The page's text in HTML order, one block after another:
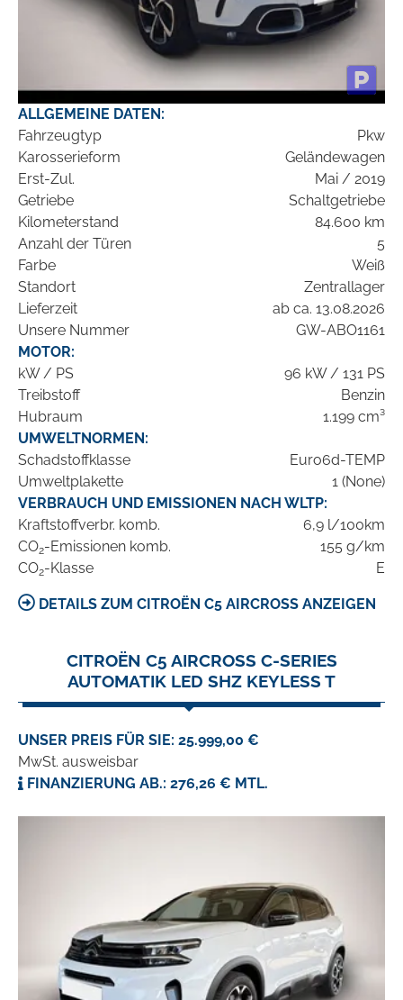
ALLGEMEINE DATEN:
Fahrzeugtyp
Pkw
Karosserieform
Geländewagen
Erst-Zul.
Mai / 2019
Getriebe
Schaltgetriebe
Kilometerstand
84.600 km
Anzahl der Türen
5
Farbe
Weiß
Standort
Zentrallager
Lieferzeit
ab ca. 13.08.2026
Unsere Nummer
GW-ABO1161
MOTOR:
kW / PS
96 kW / 131 PS
Treibstoff
Benzin
Hubraum
1.199 cm³
UMWELTNORMEN:
Schadstoffklasse
Euro6d-TEMP
Umweltplakette
1 (None)
VERBRAUCH UND EMISSIONEN NACH WLTP:
Kraftstoffverbr. komb.
6,9 l/100km
CO2-Emissionen komb.
155 g/km
CO2-Klasse E
DETAILS ZUM CITROËN C5 AIRCROSS ANZEIGEN
CITROËN C5 AIRCROSS C-SERIES
AUTOMATIK LED SHZ KEYLESS T
UNSER PREIS FÜR SIE: 25.999,00 €
MwSt. ausweisbar
FINANZIERUNG AB.: 276,26 € MTL.